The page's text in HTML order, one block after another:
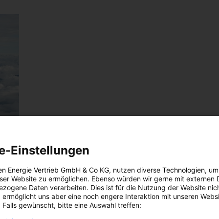
Einstellungen
Energie Vertrieb GmbH & Co KG, nutzen diverse Technologien,
Website zu ermöglichen. Ebenso würden wir gerne mit externen
Daten verarbeiten. Dies ist für die Nutzung der Website
ermöglicht uns aber eine noch engere Interaktion mit unseren
Falls gewünscht, bitte eine Auswahl treffen: